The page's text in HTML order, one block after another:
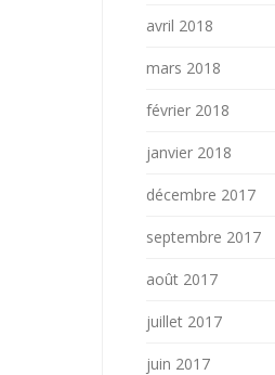
avril 2018
mars 2018
février 2018
janvier 2018
décembre 2017
septembre 2017
août 2017
juillet 2017
juin 2017